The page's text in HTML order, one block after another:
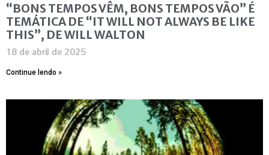
“BONS TEMPOS VÊM, BONS TEMPOS VÃO” É
TEMÁTICA DE “IT WILL NOT ALWAYS BE LIKE
THIS”, DE WILL WALTON
18 de abril de 2025
Continue lendo »